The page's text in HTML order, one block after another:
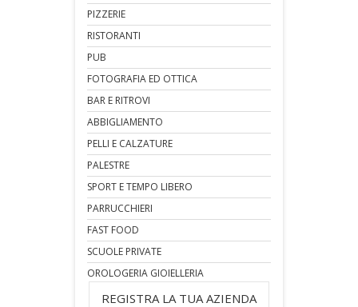
PIZZERIE
RISTORANTI
PUB
FOTOGRAFIA ED OTTICA
BAR E RITROVI
ABBIGLIAMENTO
PELLI E CALZATURE
PALESTRE
SPORT E TEMPO LIBERO
PARRUCCHIERI
FAST FOOD
SCUOLE PRIVATE
OROLOGERIA GIOIELLERIA
REGISTRA LA TUA AZIENDA